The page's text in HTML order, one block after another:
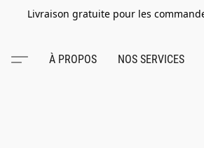
Livraison gratuite pour les
À PROPOS NOS SERVICES